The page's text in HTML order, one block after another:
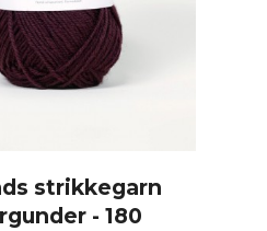
strikkegarn
- 180